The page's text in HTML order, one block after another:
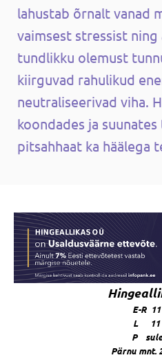
lahustab õrnalt vanad
vaimsest stressist
tundlikku olemust
kiirguvad rahulikud
neutraliseerivad viha.
koondades ja
pitsahhaat ka häälega
E-R 11
L 11
P
Pärnu mnt.